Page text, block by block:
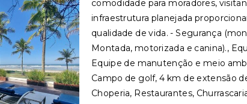
comodidade para moradores,
infraestrutura planejada
qualidade de vida. - Segurança
Montada, motorizada e canina).,
Equipe de manutenção e meio
Campo de golf, 4 km de extensão
Choperia, Restaurantes,